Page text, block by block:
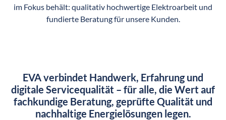
im Fokus behält: qualitativ hochwertige Elektroarbeit und
fundierte Beratung für unsere Kunden.
EVA verbindet Handwerk, Erfahrung und
digitale Servicequalität – für alle, die Wert auf
fachkundige Beratung, geprüfte Qualität und
nachhaltige Energielösungen legen.